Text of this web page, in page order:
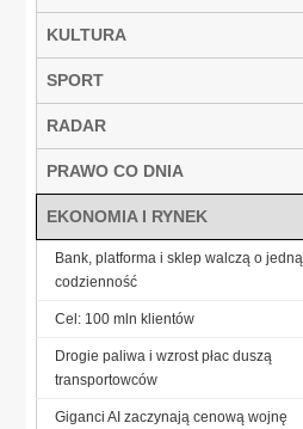
KULTURA
SPORT
RADAR
PRAWO CO DNIA
EKONOMIA I RYNEK
Bank, platforma i sklep walczą o jedną
codzienność
Cel: 100 mln klientów
Drogie paliwa i wzrost płac duszą
transportowców
Giganci AI zaczynają cenową wojnę